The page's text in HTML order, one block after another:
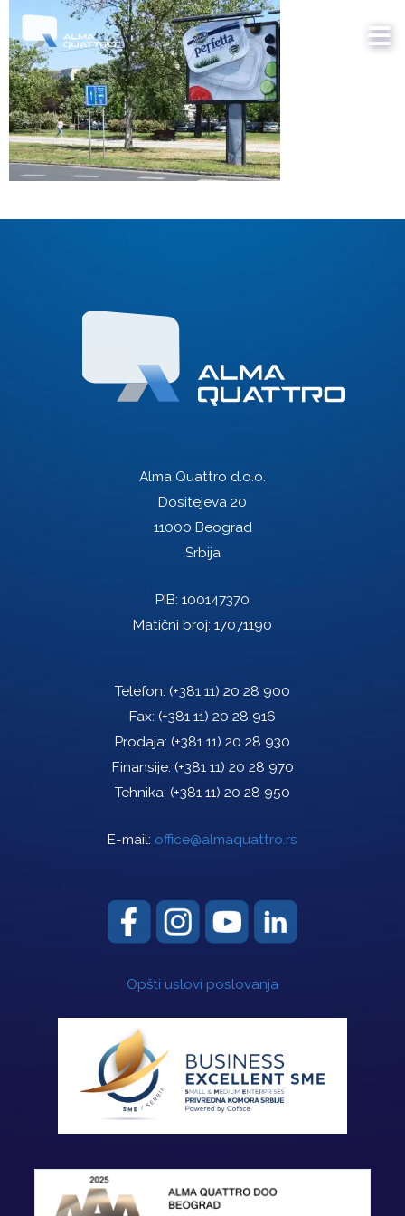
Alma Quattro d.o.o.
Dositejeva 20
11000 Beograd
Srbija
PIB: 100147370
Matični broj: 17071190
Telefon: (+381 11) 20 28 900
Fax: (+381 11) 20 28 916
Prodaja: (+381 11) 20 28 930
Finansije: (+381 11) 20 28 970
Tehnika: (+381 11) 20 28 950
E-mail: office@almaquattro.rs
Opšti uslovi poslovanja